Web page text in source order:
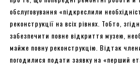
обслуговування «підкреслили
реконструкції на всіх рівнях. Тобто,
забезпечити повне відкриття музею,
майже повну реконструкцію. Відтак
погодилися подати заявку на «перший